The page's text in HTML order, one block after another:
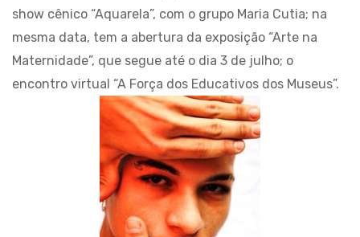
show cênico “Aquarela”, com o grupo Maria Cutia; na
mesma data, tem a abertura da exposição “Arte na
Maternidade”, que segue até o dia 3 de julho; o
encontro virtual “A Força dos Educativos dos Museus”.